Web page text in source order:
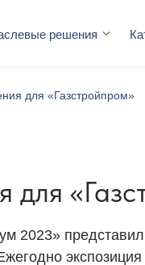
решения
для «Газстройпром»
2023»